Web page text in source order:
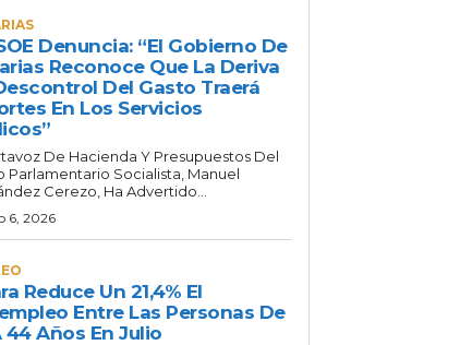
Denuncia: “El Gobierno De
Reconoce Que La Deriva
Del Gasto Traerá
En Los Servicios
De Hacienda Y Presupuestos Del
Parlamentario Socialista, Manuel
Cerezo, Ha Advertido...
6, 2026
Reduce Un 21,4% El
Entre Las Personas De
44 Años En Julio